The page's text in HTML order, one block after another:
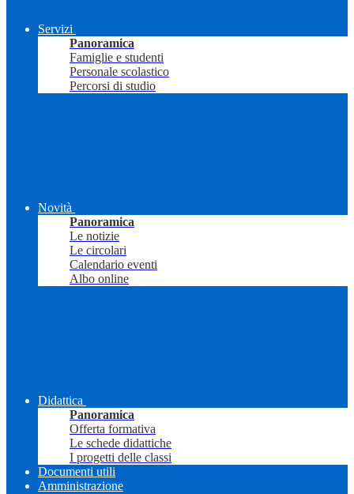
Servizi
Panoramica
Famiglie e studenti
Personale scolastico
Percorsi di studio
Novità
Panoramica
Le notizie
Le circolari
Calendario eventi
Albo online
Didattica
Panoramica
Offerta formativa
Le schede didattiche
I progetti delle classi
Documenti utili
Amministrazione